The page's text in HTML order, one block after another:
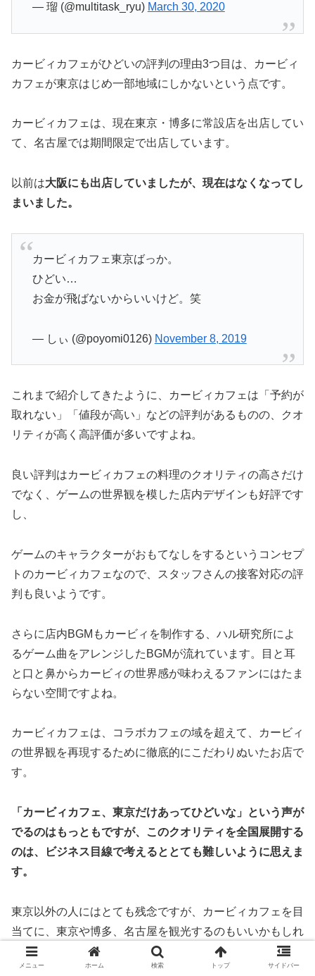
— 瑠 (@multitask_ryu) March 30, 2020
カービィカフェがひどいの評判の理由3つ目は、カービィ
カフェが東京はじめ一部地域にしかないという点です。
カービィカフェは、現在東京・博多に常設店を出店してい
て、名古屋では期間限定で出店しています。
以前は大阪にも出店していましたが、現在はなくなってし
まいました。
カービィカフェ東京ばっか。
ひどい…
お金が飛ばないからいいけど。笑
— しぃ (@poyomi0126) November 8, 2019
これまで紹介してきたように、カービィカフェは「予約が
取れない」「値段が高い」などの評判があるものの、クオ
リティが高く高評価が多いですよね。
良い評判はカービィカフェの料理のクオリティの高さだけ
でなく、ゲームの世界観を模した店内デザインも好評です
し、
ゲームのキャラクターがおもてなしをするというコンセプ
トのカービィカフェなので、スタッフさんの接客対応の評
判も良いようです。
さらに店内BGMもカービィを制作する、ハル研究所によ
るゲーム曲をアレンジしたBGMが流れています。目と耳
と口と鼻からカービィの世界感が味わえるファンにはたま
らない空間ですよね。
カービィカフェは、コラボカフェの域を超えて、カービィ
の世界観を再現するために徹底的にこだわりぬいたお店で
す。
「カービィカフェ、東京だけあってひどいな」という声が
でるのはもっともですが、このクオリティを全国展開する
のは、ビジネス目線で考えるととても難しいように思えま
す。
東京以外の人にはとても残念ですが、カービィカフェを目
当てに、東京や博多、名古屋を観光するのもいいかもしれ
ません＾＾
メニュー ホーム 検索 トップ サイドバー